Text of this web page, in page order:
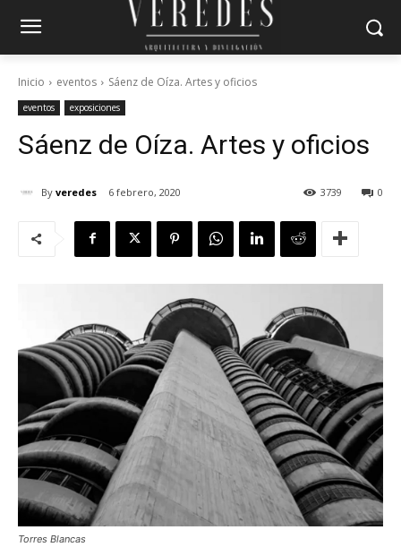
Inicio eventos Sáenz de Oíza. Artes y oficios
eventos exposiciones
Sáenz de Oíza. Artes y oficios
By veredes 6 febrero, 2020 0
3739
Torres Blancas